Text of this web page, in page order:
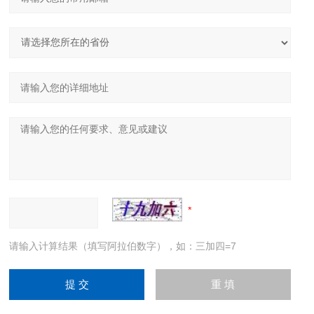
请输入计算结果（填写阿拉伯数字），如：三加四=7